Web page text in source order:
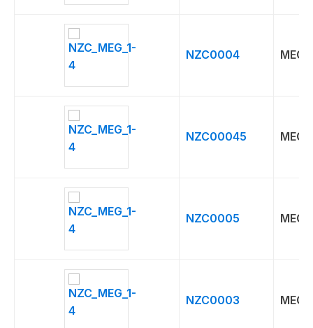
NZC0004 MEG
NZC00045 MEG
NZC0005 MEG
NZC0003 MEG